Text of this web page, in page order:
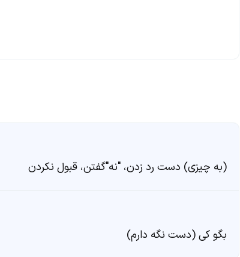
(به چیزی) دست رد زدن، "نه"گفتن، قبول نکردن
بگو کی (دست نگه‌ دارم)